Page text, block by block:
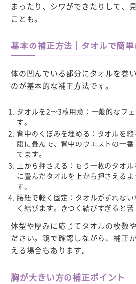
まったり、シワができたりして、
ことも。
基本の補正方法｜タオルで簡単
体の凹んでいる部分にタオルを巻
のが基本的な補正方法です。
タオルを2〜3枚用意 ：一般的なフ
す。
背中のくぼみを埋める ：タオルを
腹に畳んで、背中のウエストの一
てます。
上から押さえる ：もう一枚のタオ
に畳んだタオルを上から押さえる
す。
腰紐で軽く固定 ：タオルがずれな
く結びます。きつく結びすぎると苦
体型や厚みに応じてタオルの枚数
ださい。鏡で確認しながら、補正
える場合もあります。
胸が大きい方の補正ポイント